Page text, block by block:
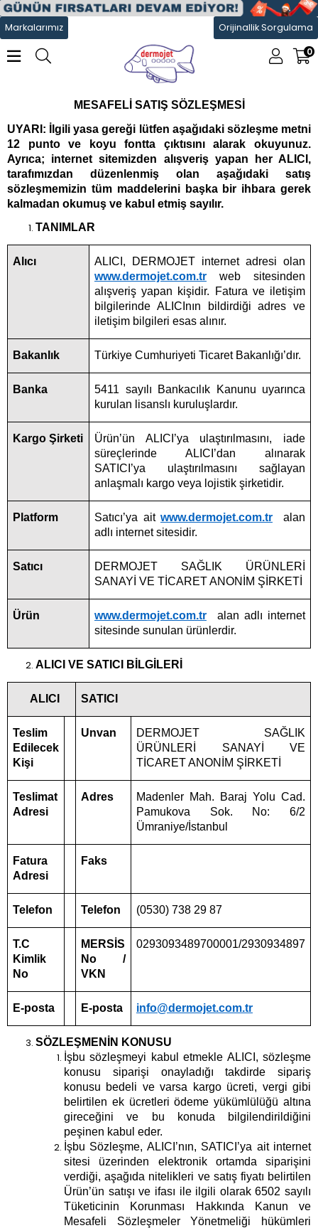
Markalarımız
Orijinallik Sorgulama
0
MESAFELİ SATIŞ SÖZLEŞMESİ
UYARI: İlgili yasa gereği lütfen aşağıdaki sözleşme metni
12 punto ve koyu fontta çıktısını alarak okuyunuz.
Ayrıca; internet sitemizden alışveriş yapan her ALICI,
tarafımızdan düzenlenmiş olan aşağıdaki satış
sözleşmemizin tüm maddelerini başka bir ihbara gerek
kalmadan okumuş ve kabul etmiş sayılır.
TANIMLAR
Alıcı
ALICI, DERMOJET internet adresi olan
www.dermojet.com.tr web sitesinden
alışveriş yapan kişidir. Fatura ve iletişim
bilgilerinde ALICInın bildirdiği adres ve
iletişim bilgileri esas alınır.
Bakanlık Türkiye Cumhuriyeti Ticaret Bakanlığı’dır.
Banka
5411 sayılı Bankacılık Kanunu uyarınca
kurulan lisanslı kuruluşlardır.
Kargo Şirketi
Ürün’ün ALICI’ya ulaştırılmasını, iade
süreçlerinde ALICI’dan alınarak
SATICI’ya ulaştırılmasını sağlayan
anlaşmalı kargo veya lojistik şirketidir.
Platform Satıcı’ya ait www.dermojet.com.tr alan
adlı internet sitesidir.
Satıcı
DERMOJET SAĞLIK ÜRÜNLERİ
SANAYİ VE TİCARET ANONİM ŞİRKETİ
Ürün www.dermojet.com.tr alan adlı internet
sitesinde sunulan ürünlerdir.
ALICI VE SATICI BİLGİLERİ
ALICI SATICI
Teslim
Edilecek
Kişi
Unvan
DERMOJET SAĞLIK
ÜRÜNLERİ SANAYİ VE
TİCARET ANONİM ŞİRKETİ
Teslimat
Adresi
Adres
Madenler Mah. Baraj Yolu Cad.
Pamukova Sok. No: 6/2
Ümraniye/İstanbul
Fatura
Adresi
Faks
Telefon Telefon (0530) 738 29 87
T.C
Kimlik
No
MERSİS
No /
VKN
0293093489700001/2930934897
E-posta E-posta info@dermojet.com.tr
SÖZLEŞMENİN KONUSU
İşbu sözleşmeyi kabul etmekle ALICI, sözleşme
konusu siparişi onayladığı takdirde sipariş
konusu bedeli ve varsa kargo ücreti, vergi gibi
belirtilen ek ücretleri ödeme yükümlülüğü altına
gireceğini ve bu konuda bilgilendirildiğini
peşinen kabul eder.
İşbu Sözleşme, ALICI’nın, SATICI’ya ait internet
sitesi üzerinden elektronik ortamda siparişini
verdiği, aşağıda nitelikleri ve satış fiyatı belirtilen
Ürün’ün satışı ve ifası ile ilgili olarak 6502 sayılı
Tüketicinin Korunması Hakkında Kanun ve
Mesafeli Sözleşmeler Yönetmeliği hükümleri